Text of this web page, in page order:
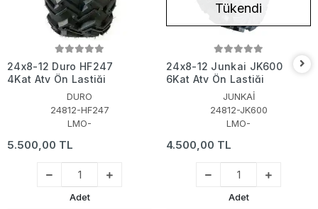
24x8-12 Duro HF247
4Kat Atv Ön Lastiği
DURO
24812-HF247
LMO-
5.500,00 TL
Adet
Tükendi
24x8-12 Junkai JK600
6Kat Atv Ön Lastiği
JUNKAİ
24812-JK600
LMO-
4.500,00 TL
Adet